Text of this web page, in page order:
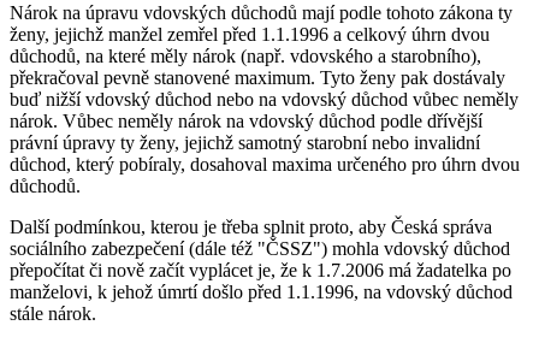
Nárok na úpravu vdovských důchodů mají podle tohoto zákona ty
ženy, jejichž manžel zemřel před 1.1.1996 a celkový úhrn dvou
důchodů, na které měly nárok (např. vdovského a starobního),
překračoval pevně stanovené maximum. Tyto ženy pak dostávaly
buď nižší vdovský důchod nebo na vdovský důchod vůbec neměly
nárok. Vůbec neměly nárok na vdovský důchod podle dřívější
právní úpravy ty ženy, jejichž samotný starobní nebo invalidní
důchod, který pobíraly, dosahoval maxima určeného pro úhrn dvou
důchodů.
Další podmínkou, kterou je třeba splnit proto, aby Česká správa
sociálního zabezpečení (dále též "ČSSZ") mohla vdovský důchod
přepočítat či nově začít vyplácet je, že k 1.7.2006 má žadatelka po
manželovi, k jehož úmrtí došlo před 1.1.1996, na vdovský důchod
stále nárok.